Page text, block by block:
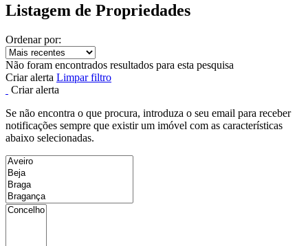
Listagem de Propriedades
Ordenar por:
Não foram encontrados resultados para esta pesquisa
Criar alerta Limpar filtro
Criar alerta
Se não encontra o que procura, introduza o seu email para receber
notificações sempre que existir um imóvel com as características
abaixo selecionadas.